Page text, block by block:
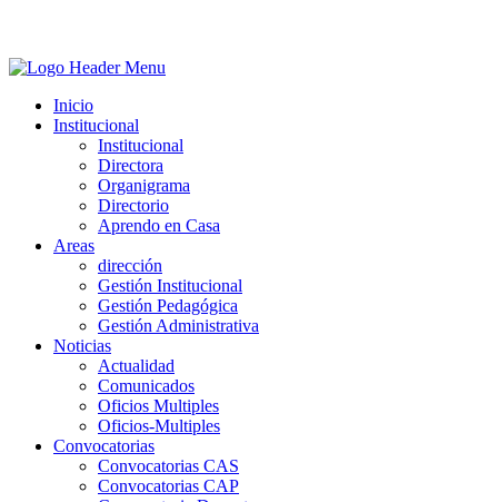
Inicio
Institucional
Institucional
Directora
Organigrama
Directorio
Aprendo en Casa
Areas
dirección
Gestión Institucional
Gestión Pedagógica
Gestión Administrativa
Noticias
Actualidad
Comunicados
Oficios Multiples
Oficios-Multiples
Convocatorias
Convocatorias CAS
Convocatorias CAP